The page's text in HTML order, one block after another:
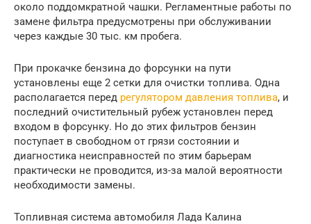
около поддомкратной чашки. Регламентные работы по
замене фильтра предусмотрены при обслуживании
через каждые 30 тыс. км пробега.
При прокачке бензина до форсунки на пути
установлены еще 2 сетки для очистки топлива. Одна
располагается перед регулятором давления топлива, и
последний очистительный рубеж установлен перед
входом в форсунку. Но до этих фильтров бензин
поступает в свободном от грязи состоянии и
диагностика неисправностей по этим барьерам
практически не проводится, из-за малой вероятности
необходимости замены.
Топливная система автомобиля Лада Калина